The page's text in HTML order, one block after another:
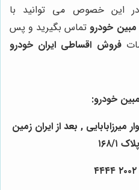
این خصوص می توانید با
مبین خودروتماس بگیرید و پس
فروش اقساطی ایران خودرو
خودرو:
میرزابابایی , بعد از ایران زمین
۱۶۸/۱